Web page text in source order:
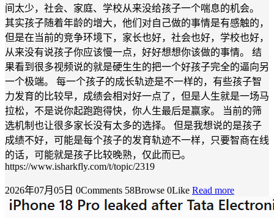
间太少，社会、家庭、学校从来没给孩子一个喘息的机会。
其实孩子随着年龄的增大，他们对自己做的事情是有感触的，
但是在当前的竞争环境下，家长也好，社会也好，学校也好，
从来没有说孩子你应该慢一点，好好想想你该做的事情。 结
果看到很多视频说的就是硬生生的把一个好孩子完全的逼向另
一个极端。 每一个孩子的成长轨迹是不一样的，有些孩子智
力发育的比较早，成绩会相对好一点了，但是人生就是一场马
拉松，不是说你起跑跑得快，你人生最后是赢家。 当前的筛
选机制也让很多家长没有太多的选择。 但是我想说的是孩子
成绩不好，可能是每个孩子的发育轨迹不一样，只要智商在线
的话，可能就是孩子比较晚熟，仅此而已。
https://www.isharkfly.com/t/topic/2319
2026年07月05日 0Comments 58Browse 0Like Read more